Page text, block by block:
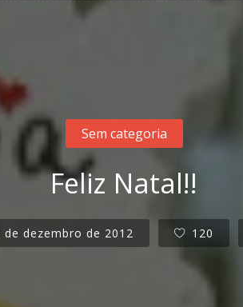
Sem categoria
Feliz Natal!!
de dezembro de 2012 120